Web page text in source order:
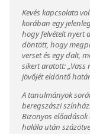
Kevés kapcsolata
korában egy
hogy felvételt nyert
döntött, hogy
verset és egy dalt,
sikert aratott: „Vass
jövőjét eldöntő
A tanulmányok
beregszászi
Bizonyos
halála után